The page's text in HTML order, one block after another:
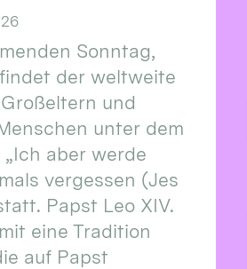
Sonntag,
der weltweite
und
unter dem
aber werde
vergessen (Jes
Papst Leo XIV.
eine Tradition
auf Papst